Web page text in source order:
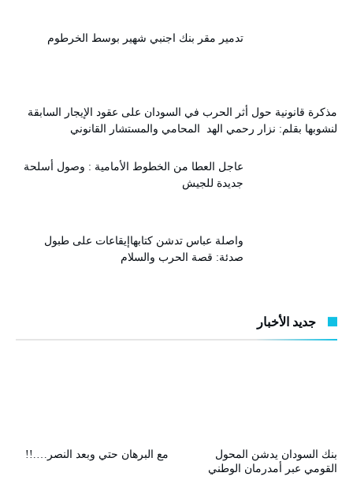
تدمير مقر بنك اجنبي شهير بوسط الخرطوم
مذكرة قانونية حول أثر الحرب في السودان على عقود الإيجار السابقة
لنشوبها بقلم: نزار رحمي الهد المحامي والمستشار القانوني
عاجل العطا من الخطوط الأمامية : وصول أسلحة
جديدة للجيش
واصلة عباس تدشن كتابهاإيقاعات على طبول
صدئة: قصة الحرب والسلام
جديد الأخبار
مع البرهان حتي وبعد النصر….!!
بنك السودان يدشن المحول
القومي عبر أمدرمان الوطني